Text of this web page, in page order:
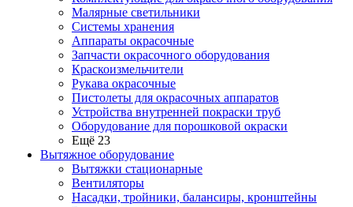
Малярные светильники
Системы хранения
Аппараты окрасочные
Запчасти окрасочного оборудования
Краскоизмельчители
Рукава окрасочные
Пистолеты для окрасочных аппаратов
Устройства внутренней покраски труб
Оборудование для порошковой окраски
Ещё 23
Вытяжное оборудование
Вытяжки стационарные
Вентиляторы
Насадки, тройники, балансиры, кронштейны